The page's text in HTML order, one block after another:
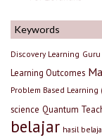
Keywords
Discovery Learning Guru
Learning Outcomes
Problem Based Learning
science Quantum
belajar hasil